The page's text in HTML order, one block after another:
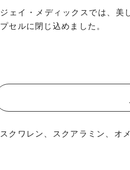
ジェイ・メディックスでは、美
プセルに閉じ込めました。
スクワレン、スクアラミン、オ